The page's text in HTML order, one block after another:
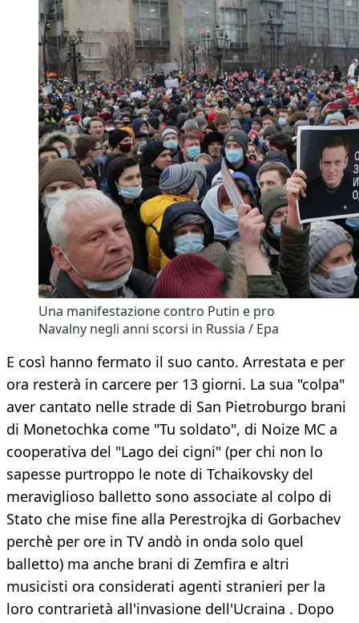
Una manifestazione contro Putin e pro
Navalny negli anni scorsi in Russia / Epa
E così hanno fermato il suo canto. Arrestata e per
ora resterà in carcere per 13 giorni. La sua "colpa"
aver cantato nelle strade di San Pietroburgo brani
di Monetochka come "Tu soldato", di Noize MC a
cooperativa del "Lago dei cigni" (per chi non lo
sapesse purtroppo le note di Tchaikovsky del
meraviglioso balletto sono associate al colpo di
Stato che mise fine alla Perestrojka di Gorbachev
perchè per ore in TV andò in onda solo quel
balletto) ma anche brani di Zemfira e altri
musicisti ora considerati agenti stranieri per la
loro contrarietà all'invasione dell'Ucraina . Dopo